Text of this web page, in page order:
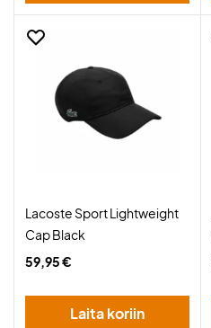
Lacoste Sport Lightweight
Cap Black
59,95 €
Laita koriin